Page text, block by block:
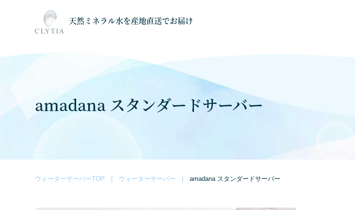
天然ミネラル水を産地直送でお届け
amadana スタンダードサーバー
ウォーターサーバーTOP ウォーターサーバー amadana スタンダードサーバー